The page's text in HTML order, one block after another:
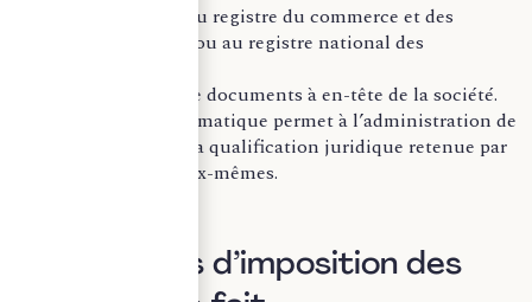
L’inscription au registre du commerce et des
sociétés (RCS) ou au registre national des
L’utilisation de documents à en-tête de la société.
Cette approche pragmatique permet à l’administration de
ne pas être liée par la qualification juridique retenue par
les contribuables eux-mêmes.
II. Modalités d’imposition des